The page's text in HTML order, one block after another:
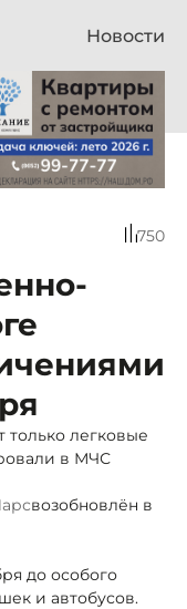
Новости
750
только легковые
в МЧС
возобновлён в
до особого
и автобусов.